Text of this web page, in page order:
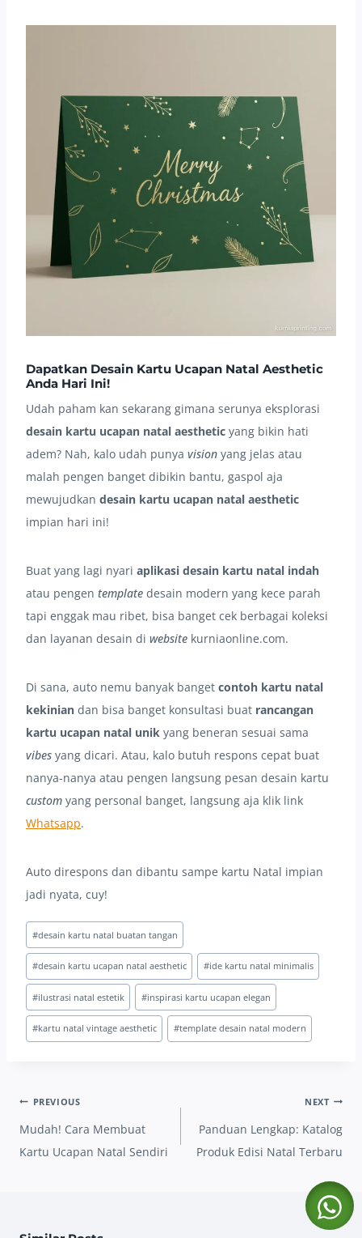
Dapatkan Desain Kartu Ucapan Natal Aesthetic
Anda Hari Ini!
Udah paham kan sekarang gimana serunya eksplorasi
desain kartu ucapan natal aesthetic yang bikin hati
adem? Nah, kalo udah punya vision yang jelas atau
malah pengen banget dibikin bantu, gaspol aja
mewujudkan desain kartu ucapan natal aesthetic
impian hari ini!
Buat yang lagi nyari aplikasi desain kartu natal indah
atau pengen template desain modern yang kece parah
tapi enggak mau ribet, bisa banget cek berbagai koleksi
dan layanan desain di website kurniaonline.com.
Di sana, auto nemu banyak banget contoh kartu natal
kekinian dan bisa banget konsultasi buat rancangan
kartu ucapan natal unik yang beneran sesuai sama
vibes yang dicari. Atau, kalo butuh respons cepat buat
nanya-nanya atau pengen langsung pesan desain kartu
custom yang personal banget, langsung aja klik link
Whatsapp.
Auto direspons dan dibantu sampe kartu Natal impian
jadi nyata, cuy!
Post
Tags:
#desain kartu natal buatan tangan
#desain kartu ucapan natal aesthetic #ide kartu natal minimalis
#ilustrasi natal estetik #inspirasi kartu ucapan elegan
#kartu natal vintage aesthetic #template desain natal modern
Post
navigation
PREVIOUS
Mudah! Cara Membuat
Kartu Ucapan Natal Sendiri
NEXT
Panduan Lengkap: Katalog
Produk Edisi Natal Terbaru